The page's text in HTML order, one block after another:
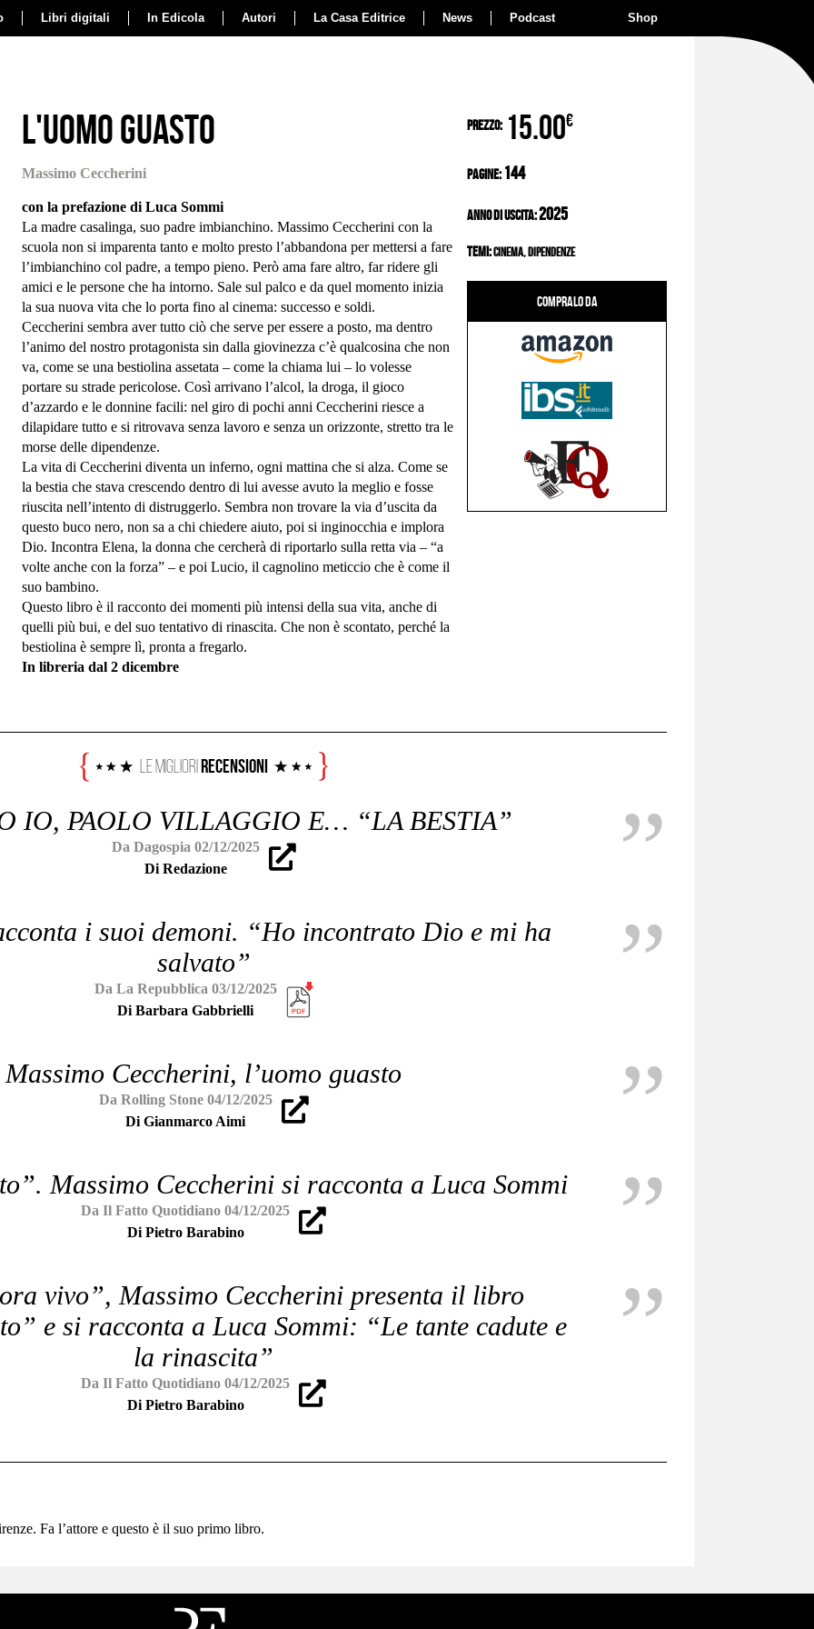
Libri digitali In Edicola Autori La Casa Editrice News Podcast Shop
L'uomo guasto
Massimo Ceccherini
con la prefazione di Luca Sommi
La madre casalinga, suo padre imbianchino. Massimo Ceccherini con la
scuola non si imparenta tanto e molto presto l’abbandona per mettersi a fare
l’imbianchino col padre, a tempo pieno. Però ama fare altro, far ridere gli
amici e le persone che ha intorno. Sale sul palco e da quel momento inizia
la sua nuova vita che lo porta fino al cinema: successo e soldi.
Ceccherini sembra aver tutto ciò che serve per essere a posto, ma dentro
l’animo del nostro protagonista sin dalla giovinezza c’è qualcosina che non
va, come se una bestiolina assetata – come la chiama lui – lo volesse
portare su strade pericolose. Così arrivano l’alcol, la droga, il gioco
d’azzardo e le donnine facili: nel giro di pochi anni Ceccherini riesce a
dilapidare tutto e si ritrovava senza lavoro e senza un orizzonte, stretto tra le
morse delle dipendenze.
La vita di Ceccherini diventa un inferno, ogni mattina che si alza. Come se
la bestia che stava crescendo dentro di lui avesse avuto la meglio e fosse
riuscita nell’intento di distruggerlo. Sembra non trovare la via d’uscita da
questo buco nero, non sa a chi chiedere aiuto, poi si inginocchia e implora
Dio. Incontra Elena, la donna che cercherà di riportarlo sulla retta via – “a
volte anche con la forza” – e poi Lucio, il cagnolino meticcio che è come il
suo bambino.
Questo libro è il racconto dei momenti più intensi della sua vita, anche di
quelli più bui, e del suo tentativo di rinascita. Che non è scontato, perché la
bestiolina è sempre lì, pronta a fregarlo.
In libreria dal 2 dicembre
Prezzo: 15.00€
Pagine: 144
Anno di Uscita:2025
Temi:cinema, dipendenze
Compralo da
Le Migliori Recensioni
IO, PAOLO VILLAGGIO E… “LA BESTIA”
Da Dagospia 02/12/2025
Di Redazione
i suoi demoni. “Ho incontrato Dio e mi ha
salvato”
Da La Repubblica 03/12/2025
Di Barbara Gabbrielli
Massimo Ceccherini, l’uomo guasto
Da Rolling Stone 04/12/2025
Di Gianmarco Aimi
Massimo Ceccherini si racconta a Luca Sommi
Da Il Fatto Quotidiano 04/12/2025
Di Pietro Barabino
vivo”, Massimo Ceccherini presenta il libro
e si racconta a Luca Sommi: “Le tante cadute e
la rinascita”
Da Il Fatto Quotidiano 04/12/2025
Di Pietro Barabino
Fa l’attore e questo è il suo primo libro.